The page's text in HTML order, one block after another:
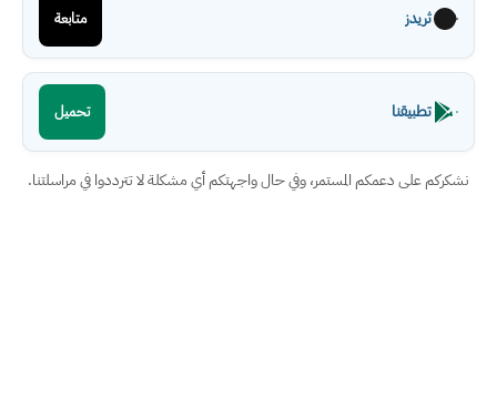
ثريدز متابعة
تطبيقنا تحميل
نشكركم على دعمكم المستمر، وفي حال واجهتكم أي مشكلة لا تترددوا في مراسلتنا.